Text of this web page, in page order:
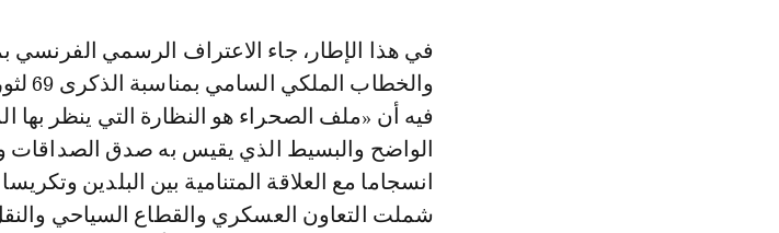
في هذا الإطار، جاء الاعتراف الرسمي الفرنسي
فيه أن «ملف الصحراء هو النظارة التي ينظر بها
الواضح والبسيط الذي يقيس به صدق الصداقات
انسجاما مع العلاقة المتنامية بين البلدين
شملت التعاون العسكري والقطاع السياحي